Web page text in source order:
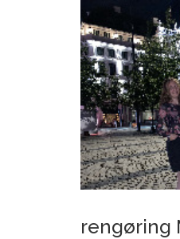
rengøring